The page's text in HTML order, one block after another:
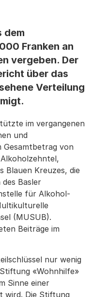
dem
Franken an
vergeben. Der
über das
Verteilung
im vergangenen
und
Gesamtbetrag von
Blauen Kreuzes, die
Basler
für Alkohol-
(MUSUB).
Beiträge im
nur wenig
«Wohnhilfe»
Sinne einer
wird. Die Stiftung